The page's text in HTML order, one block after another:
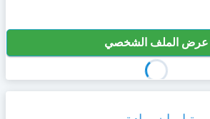
عرض الملف الشخصي